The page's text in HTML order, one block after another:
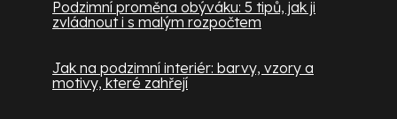
Podzimní proměna obýváku: 5 tipů, jak ji
zvládnout i s malým rozpočtem
Jak na podzimní interiér: barvy, vzory a
motivy, které zahřejí